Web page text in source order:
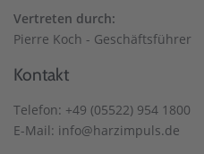
Vertreten durch:
Pierre Koch - Geschäftsführer
Kontakt
Telefon: +49 (05522) 954 1800
E-Mail: info@harzimpuls.de